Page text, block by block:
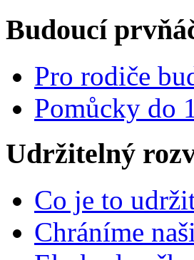
Budoucí
Pro rodiče
Pomůcky do
Udržitelný
Co je to
Chráníme